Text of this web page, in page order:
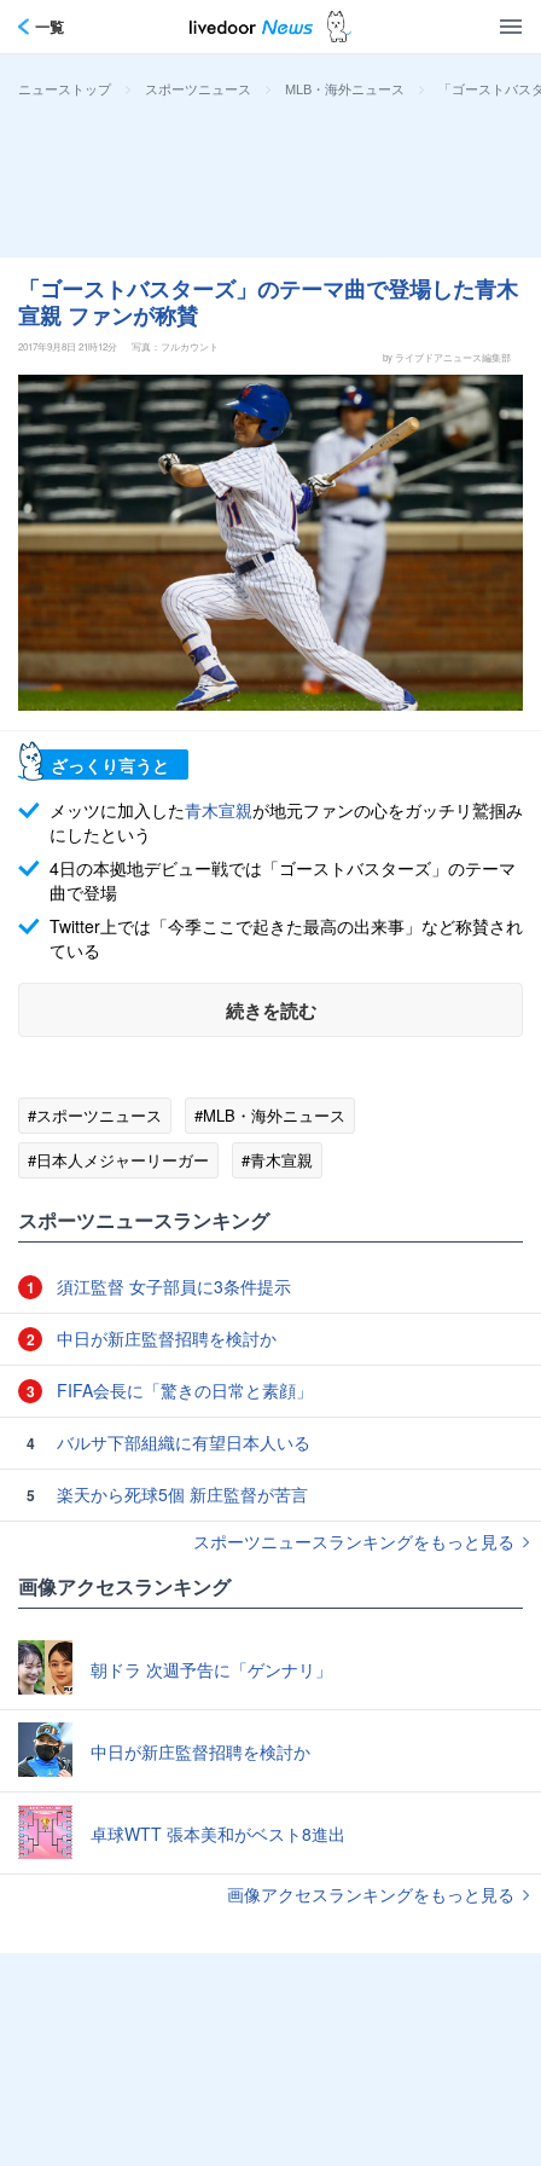
一覧
ニューストップ > スポーツニュース > MLB・海外ニュース > 「ゴーストバ
「ゴーストバスターズ」のテーマ曲で登場した青木
宣親 ファンが称賛
2017年9月8日 21時12分
写真：フルカウント
by ライブドアニュース編集部
ざっくり言うと
メッツに加入した青木宣親が地元ファンの心をガッチリ鷲掴み
にしたという
4日の本拠地デビュー戦では「ゴーストバスターズ」のテーマ
曲で登場
Twitter上では「今季ここで起きた最高の出来事」など称賛され
ている
続きを読む
#スポーツニュース
#MLB・海外ニュース
#日本人メジャーリーガー
#青木宣親
スポーツニュースランキング
1 須江監督 女子部員に3条件提示
2 中日が新庄監督招聘を検討か
3 FIFA会長に「驚きの日常と素顔」
4 バルサ下部組織に有望日本人いる
5
楽天から死球5個 新庄監督が苦言
スポーツニュースランキングをもっと見る
画像アクセスランキング
朝ドラ 次週予告に「ゲンナリ」
中日が新庄監督招聘を検討か
卓球WTT 張本美和がベスト8進出
画像アクセスランキングをもっと見る